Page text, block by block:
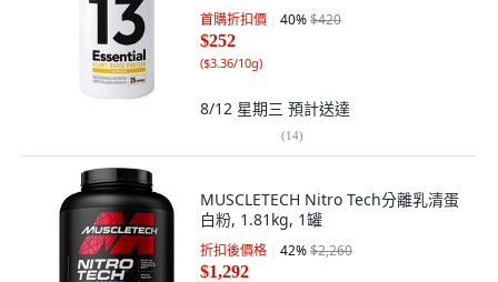
首購折扣價 40%$420
$252
($3.36/10g)
8/12 星期三 預計送達
(14)
MUSCLETECH Nitro Tech分離乳清蛋
白粉, 1.81kg, 1罐
折扣後價格 42%$2,260
$1,292